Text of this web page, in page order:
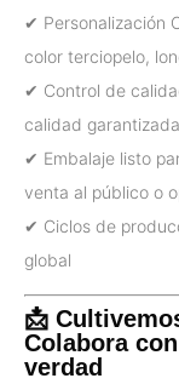
✔ Personalización
color terciopelo,
✔ Control de
calidad garantizada
✔ Embalaje listo
venta al público o
✔ Ciclos de
global
📩
Colabora
verdad